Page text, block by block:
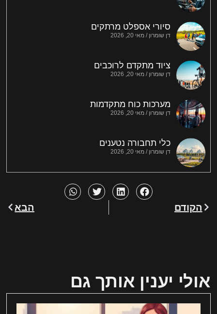
סיורי אספלט מרתקים
דן שומרון מאי 20, 2026
ציוד מתקדם לרוכבים
דן שומרון מאי 20, 2026
מערכות כוח מתקדמות
דן שומרון מאי 20, 2026
כלי תחבורה נטענים
דן שומרון מאי 20, 2026
הקודם הבא
אולי יענין אותך גם